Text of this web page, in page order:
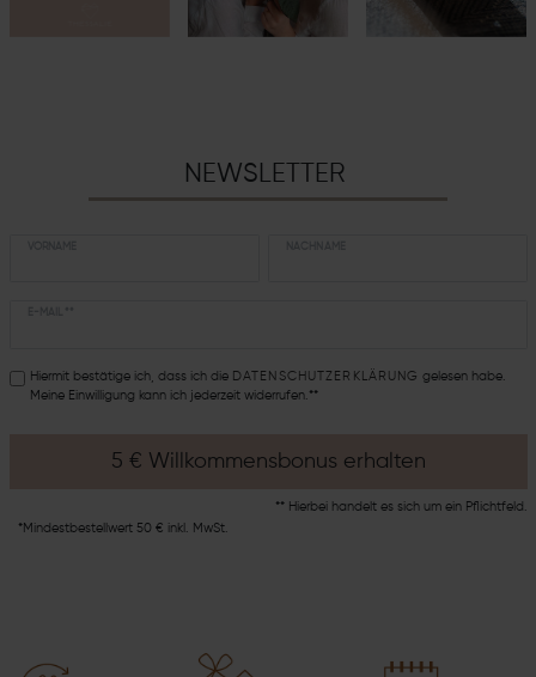
NEWSLETTER
Hiermit bestätige ich, dass ich die DATEN­SCHUTZ­ERKLÄRUNG gelesen habe.
Meine Einwilligung kann ich jederzeit widerrufen.**
5 € Willkommensbonus erhalten
** Hierbei handelt es sich um ein Pflichtfeld.
*Mindestbestellwert 50 € inkl. MwSt.